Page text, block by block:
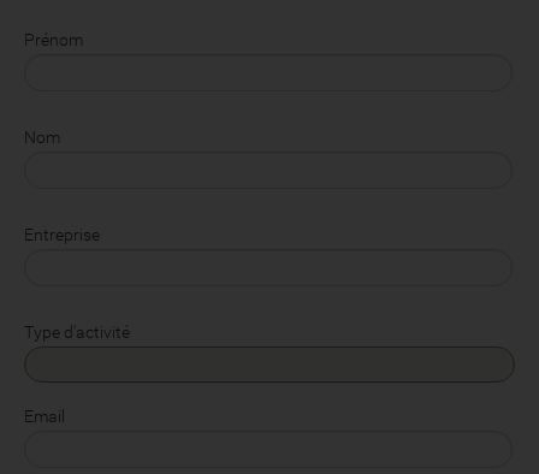
Prénom
Nom
Entreprise
Type d'activité
Email